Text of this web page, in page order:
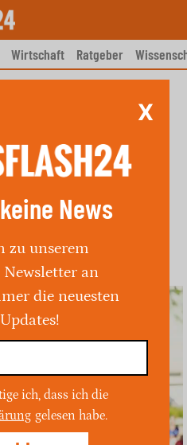
Wirtschaft Ratgeber
sucht
in Einbeck
seiner Winterreifen
Garage, ein Schaden
X
News
zu unserem
Newsletter an
die neuesten
ich, dass ich die
gelesen habe.